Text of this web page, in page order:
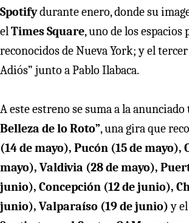
Spotifydurante enero, donde su
elTimes Square, uno de los espacios
reconocidos de Nueva York; y el
Adiós” junto a Pablo Ilabaca.
A este estreno se suma a la anunciado
Belleza de lo Roto”, una gira que
(14 de mayo), Pucón (15 de mayo),
mayo), Valdivia (28 de mayo),
junio), Concepción (12 de junio),
junio), Valparaíso (19 de junio)y